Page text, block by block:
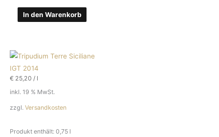
In den Warenkorb
€ 25,20 / l
inkl. 19 % MwSt.
zzgl. Versandkosten
Produkt enthält: 0,75 l